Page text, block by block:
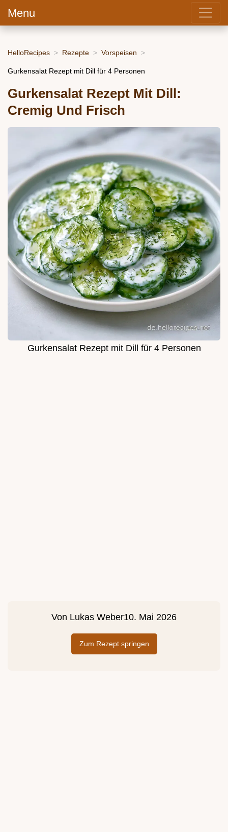
Menu
HelloRecipes Rezepte Vorspeisen
Gurkensalat Rezept mit Dill für 4 Personen
Gurkensalat Rezept Mit Dill:
Cremig Und Frisch
Gurkensalat Rezept mit Dill für 4 Personen
Von Lukas Weber10. Mai 2026
Zum Rezept springen